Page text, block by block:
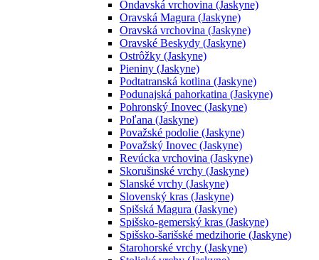
Ondavská vrchovina (Jaskyne)
Oravská Magura (Jaskyne)
Oravská vrchovina (Jaskyne)
Oravské Beskydy (Jaskyne)
Ostrôžky (Jaskyne)
Pieniny (Jaskyne)
Podtatranská kotlina (Jaskyne)
Podunajská pahorkatina (Jaskyne)
Pohronský Inovec (Jaskyne)
Poľana (Jaskyne)
Považské podolie (Jaskyne)
Považský Inovec (Jaskyne)
Revúcka vrchovina (Jaskyne)
Skorušinské vrchy (Jaskyne)
Slanské vrchy (Jaskyne)
Slovenský kras (Jaskyne)
Spišská Magura (Jaskyne)
Spišsko-gemerský kras (Jaskyne)
Spišsko-šarišské medzihorie (Jaskyne)
Starohorské vrchy (Jaskyne)